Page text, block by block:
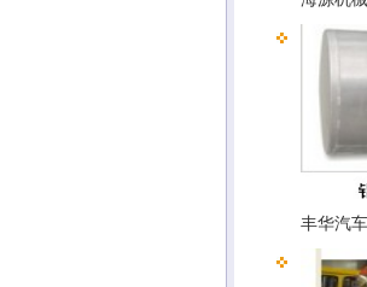
丰华汽